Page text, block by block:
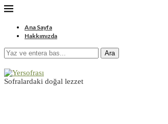
Ana Sayfa
Hakkımızda
Ara
Sofralardaki doğal lezzet